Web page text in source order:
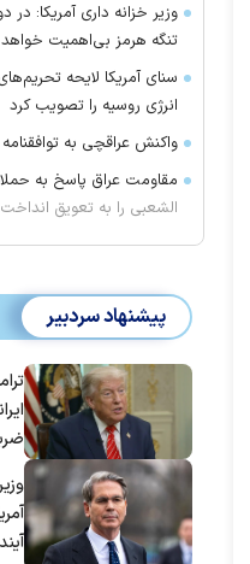
وزیر خزانه داری آمریکا: در
تنگه هرمز بی‌اهمیت
سنای آمریکا لایحه
انرژی روسیه را تصویب کرد
واکنش عراقچی به
مقاومت عراق پاسخ به
الشعبی را به تعویق انداخت
پیشنهاد سردبیر